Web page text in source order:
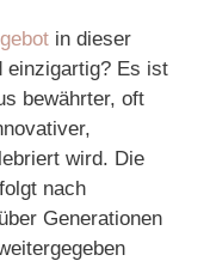
in dieser
einzigartig? Es ist
bewährter, oft
wird. Die
nach
Generationen